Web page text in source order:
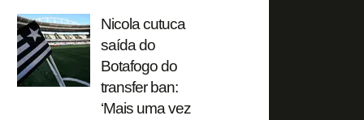
Nicola cutuca
saída do
Botafogo do
transfer ban:
‘Mais uma vez